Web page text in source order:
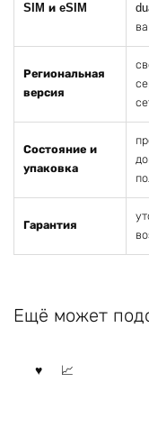
SIM и eSIM
Региональная
версия
Состояние и
упаковка
Гарантия
Ещё может